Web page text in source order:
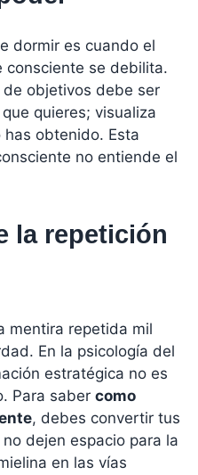
dormir es cuando el
consciente se debilita.
objetivos debe ser
quieres; visualiza
has obtenido. Esta
no entiende el
la repetición
mentira repetida mil
En la psicología del
estratégica no es
Para saber como
, debes convertir tus
dejen espacio para la
en las vías